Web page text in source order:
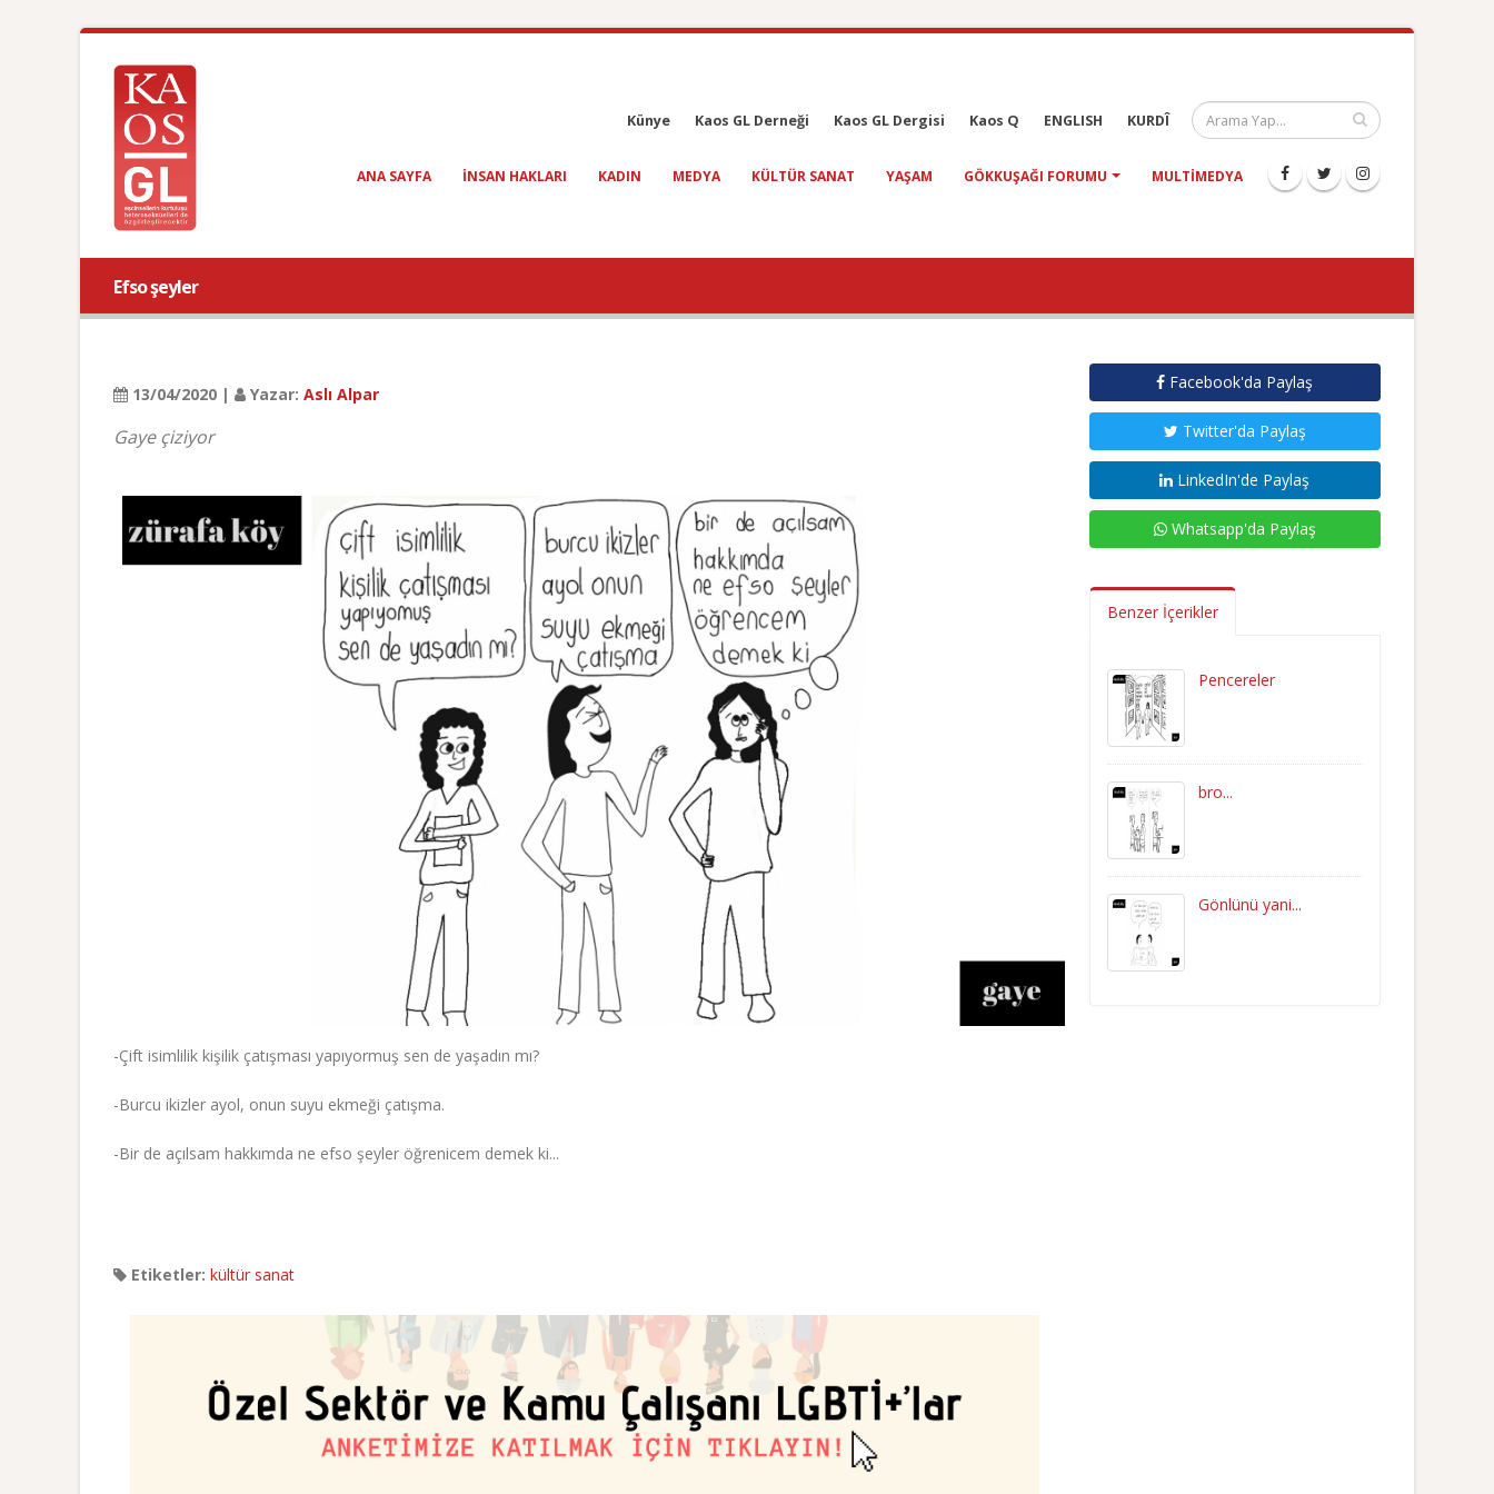
Künye Kaos GL Derneği Kaos GL Dergisi Kaos Q ENGLISH KURDÎ
ANA SAYFA INSAN HAKLARI KADIN MEDYA KÜLTÜR SANAT YAŞAM GÖKKUŞAĞI FORUMU MULTIMEDYA
Efso şeyler
13/04/2020 | Yazar: Aslı Alpar
Gaye çiziyor
-Çift isimlilik kişilik çatışması yapıyormuş sen de yaşadın mı?
-Burcu ikizler ayol, onun suyu ekmeği çatışma.
-Bir de açılsam hakkımda ne efso şeyler öğrenicem demek ki...
Etiketler: kültür sanat
Facebook'da Paylaş
Twitter'da Paylaş
LinkedIn'de Paylaş
Whatsapp'da Paylaş
Benzer İçerikler
Pencereler
bro...
Gönlünü yani...